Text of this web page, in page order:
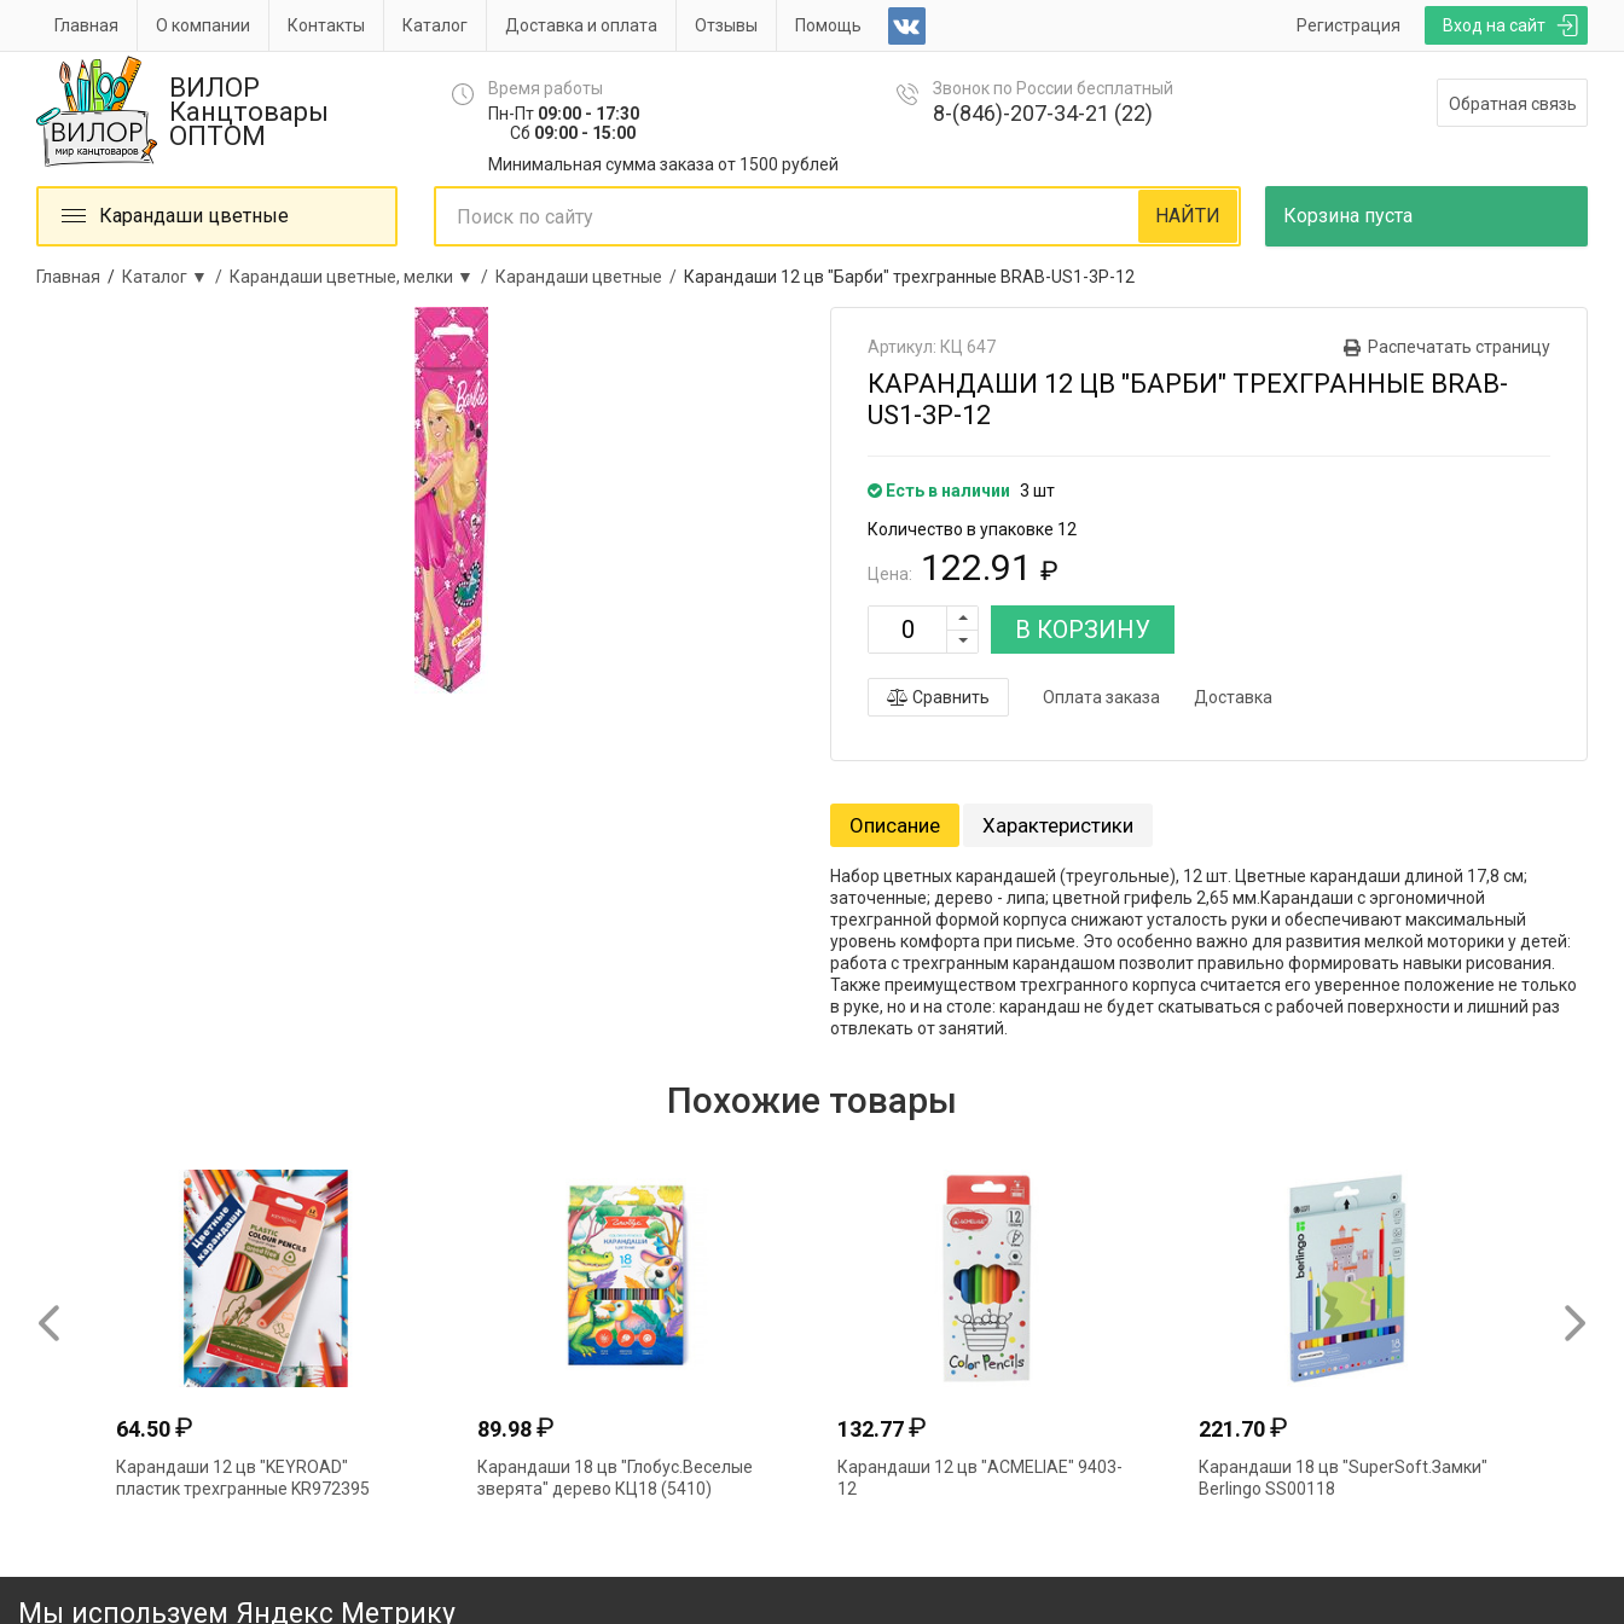
Вход на сайт
Регистрация
Главная О компании Контакты Каталог Доставка и оплата Отзывы Помощь
ВИЛОР
Канцтовары
ОПТОМ
Время работы
Пн-Пт 09:00 - 17:30
Сб 09:00 - 15:00
Минимальная сумма заказа от 1500 рублей
Звонок по России бесплатный
8-(846)-207-34-21 (22) Обратная связь
Карандаши цветные Корзина пуста
НАЙТИ
Главная / Каталог ▼ / Карандаши цветные, мелки ▼ / Карандаши цветные / Карандаши 12 цв "Барби" трехгранные BRAB-US1-3P-12
Распечатать страницу
Артикул: КЦ 647
КАРАНДАШИ 12 ЦВ "БАРБИ" ТРЕХГРАННЫЕ BRAB-
US1-3P-12
Есть в наличии 3 шт
Количество в упаковке 12
Цена: 122.91 ₽
В КОРЗИНУ
Сравнить Оплата заказа Доставка
Описание Характеристики
Набор цветных карандашей (треугольные), 12 шт. Цветные карандаши длиной 17,8 см;
заточенные; дерево - липа; цветной грифель 2,65 мм.Карандаши с эргономичной
трехгранной формой корпуса снижают усталость руки и обеспечивают максимальный
уровень комфорта при письме. Это особенно важно для развития мелкой моторики у детей:
работа с трехгранным карандашом позволит правильно формировать навыки рисования.
Также преимуществом трехгранного корпуса считается его уверенное положение не только
в руке, но и на столе: карандаш не будет скатываться с рабочей поверхности и лишний раз
отвлекать от занятий.
Похожие товары
64.50₽
Карандаши 12 цв "KEYROAD"
пластик трехгранные KR972395
89.98₽
Карандаши 18 цв "Глобус.Веселые
зверята" дерево КЦ18 (5410)
132.77₽
Карандаши 12 цв "ACMELIAE" 9403-
12
221.70₽
Карандаши 18 цв "SuperSoft.Замки"
Berlingo SS00118
Мы используем Яндекс Метрику